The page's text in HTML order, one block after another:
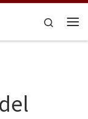
Search